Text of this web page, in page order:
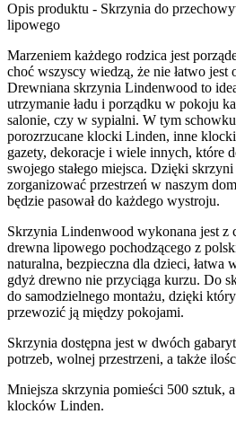
Opis produktu - Skrzynia do
lipowego
Marzeniem każdego rodzica jest
choć wszyscy wiedzą, że nie łatwo jest
Drewniana skrzynia Lindenwood to
utrzymanie ładu i porządku w pokoju
salonie, czy w sypialni. W tym
porozrzucane klocki Linden, inne
gazety, dekoracje i wiele innych, które
swojego stałego miejsca. Dzięki
zorganizować przestrzeń w naszym
będzie pasował do każdego wystroju.
Skrzynia Lindenwood wykonana jest z
drewna lipowego pochodzącego z
naturalna, bezpieczna dla dzieci, łatwa
gdyż drewno nie przyciąga kurzu. Do
do samodzielnego montażu, dzięki
przewozić ją między pokojami.
Skrzynia dostępna jest w dwóch
potrzeb, wolnej przestrzeni, a także
Mniejsza skrzynia pomieści 500 sztuk,
klocków Linden.